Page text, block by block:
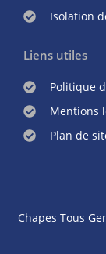
Isolation
Liens utiles
Politique
Mentions
Plan de
Chapes Tous